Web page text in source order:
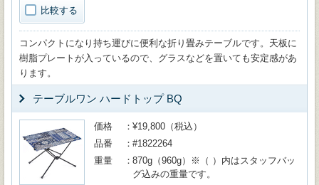
比較する
コンパクトになり持ち運びに便利な折り畳みテーブルです。天板に
樹脂プレートが入っているので、グラスなどを置いても安定感があ
ります。
テーブルワン ハードトップ BQ
価格
¥19,800（税込）
品番
#1822264
重量
870g（960g）※（ ）内はスタッフバッ
グ込みの重量です。